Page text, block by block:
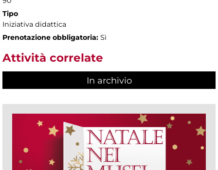
Tipo
Iniziativa didattica
Prenotazione obbligatoria: Sì
Attività correlate
In archivio